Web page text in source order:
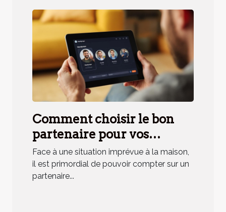
Comment choisir le bon
partenaire pour vos
urgences domestiques ?
Face à une situation imprévue à la maison,
il est primordial de pouvoir compter sur un
partenaire...